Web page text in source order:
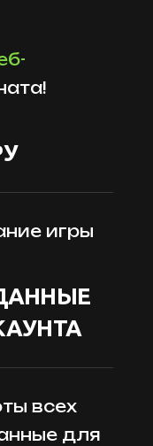
игры
всех
для